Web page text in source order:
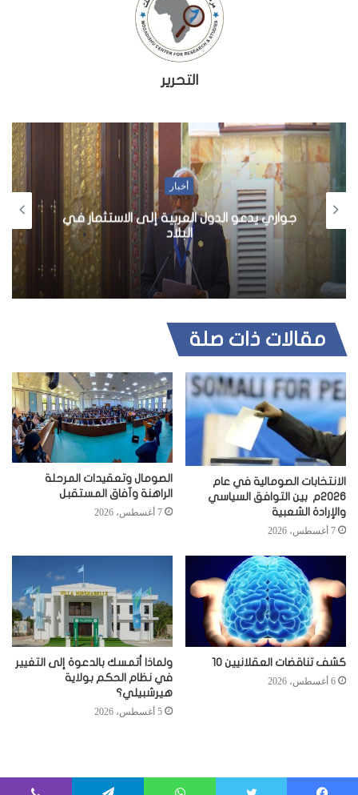
التحرير
أخبار
جواري يدعو الدول العربية إلى الاستثمار في
البلاد
مقالات ذات صلة
الانتخابات الصومالية في عام
2026م بين التوافق السياسي
والإرادة الشعبية
7 أغسطس، 2026
الصومال وتعقيدات المرحلة
الراهنة وآفاق المستقبل
7 أغسطس، 2026
كشف تناقضات العقلانيين 10
6 أغسطس، 2026
ولماذا أتمسك بالدعوة إلى التغيير
في نظام الحكم بولاية
هيرشبيلي؟
5 أغسطس، 2026